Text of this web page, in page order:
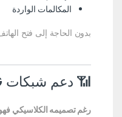
المكالمات الواردة
بدون الحاجة إلى فتح
📶 دعم شبكات 4G الحديثة
رغم تصميمه الكلاسيكي فهو